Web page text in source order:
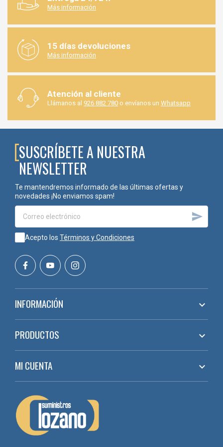
Más información
15 días devoluciones
Más información
Atención al cliente
Llámanos al 926 882 780 o envíanos un Whatsapp
SUSCRÍBETE A NUESTRA
NEWSLETTER
Te mantendremos informado de las últimas ofertas y
novedades ¡No enviamos spam!

Acepto los Términos y Condiciones
INFORMACIÓN 
PRODUCTOS 
MI CUENTA 